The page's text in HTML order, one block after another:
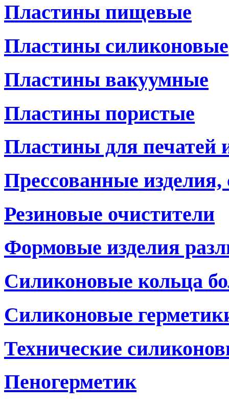
Пластины пищевые
Пластины силиконовые
Пластины вакуумные
Пластины пористые
Пластины для печатей
Прессованные
Резиновые очистители
Формовые изделия
Силиконовые кольца
Силиконовые
Технические
Пеногерметик